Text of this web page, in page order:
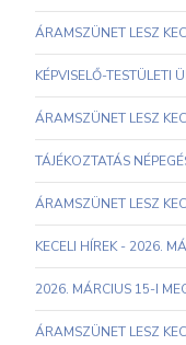
ÁRAMSZÜNET LESZ
KÉPVISELŐ-TESTÜLETI
ÁRAMSZÜNET LESZ
TÁJÉKOZTATÁS
ÁRAMSZÜNET LESZ
KECELI HÍREK - 2026.
2026. MÁRCIUS 15-I
ÁRAMSZÜNET LESZ